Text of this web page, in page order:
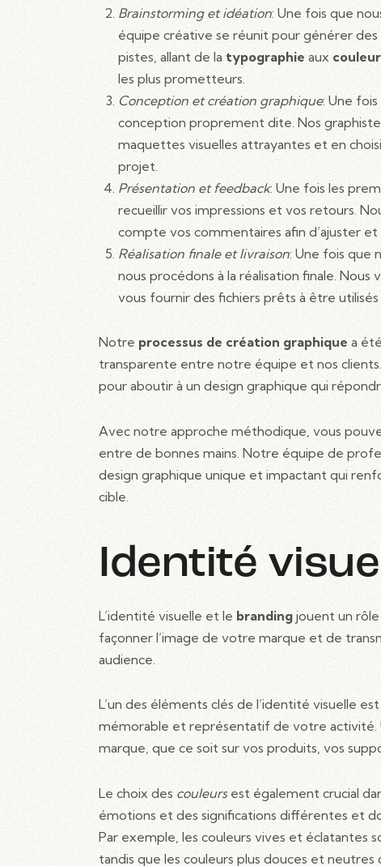
Brainstorming et idéation: Une fois que
équipe créative se réunit pour générer
pistes, allant de la typographie aux
les plus prometteurs.
Conception et création graphique: Une
conception proprement dite. Nos
maquettes visuelles attrayantes et en
projet.
Présentation et feedback: Une fois les
recueillir vos impressions et vos retours.
compte vos commentaires afin d’ajuster
Réalisation finale et livraison: Une fois que
nous procédons à la réalisation finale.
vous fournir des fichiers prêts à être
Notre processus de création graphique a
transparente entre notre équipe et nos
pour aboutir à un design graphique qui
Avec notre approche méthodique, vous
entre de bonnes mains. Notre équipe de
design graphique unique et impactant qui
cible.
Identité
L’identité visuelle et le branding jouent un
façonner l’image de votre marque et de
audience.
L’un des éléments clés de l’identité visuelle
mémorable et représentatif de votre activité.
marque, que ce soit sur vos produits, vos
Le choix des couleursest également crucial
émotions et des significations différentes et
Par exemple, les couleurs vives et éclatantes
tandis que les couleurs plus douces et